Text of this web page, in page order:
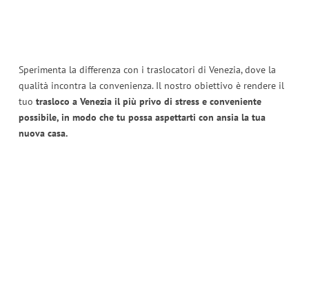
Sperimenta la differenza con i traslocatori di Venezia, dove la
qualità incontra la convenienza. Il nostro obiettivo è rendere il
tuo trasloco a Venezia il più privo di stress e conveniente
possibile, in modo che tu possa aspettarti con ansia la tua
nuova casa.